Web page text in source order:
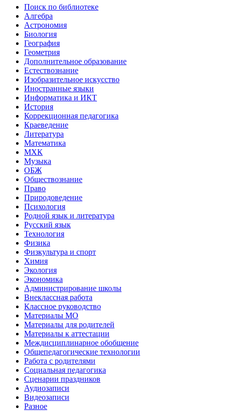
Поиск по библиотеке
Алгебра
Астрономия
Биология
География
Геометрия
Дополнительное образование
Естествознание
Изобразительное искусство
Иностранные языки
Информатика и ИКТ
История
Коррекционная педагогика
Краеведение
Литература
Математика
МХК
Музыка
ОБЖ
Обществознание
Право
Природоведение
Психология
Родной язык и литература
Русский язык
Технология
Физика
Физкультура и спорт
Химия
Экология
Экономика
Администрирование школы
Внеклассная работа
Классное руководство
Материалы МО
Материалы для родителей
Материалы к аттестации
Междисциплинарное обобщение
Общепедагогические технологии
Работа с родителями
Социальная педагогика
Сценарии праздников
Аудиозаписи
Видеозаписи
Разное